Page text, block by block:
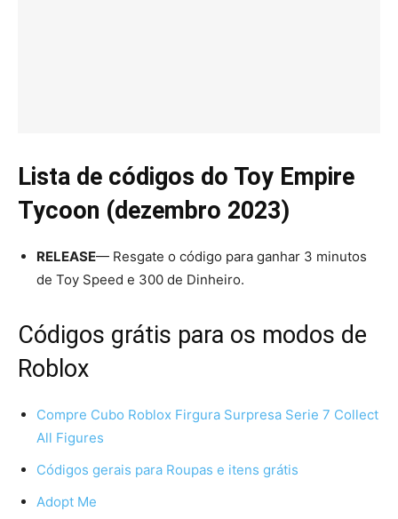
Lista de códigos do Toy Empire
Tycoon (dezembro 2023)
RELEASE— Resgate o código para ganhar 3 minutos
de Toy Speed e 300 de Dinheiro.
Códigos grátis para os modos de
Roblox
Compre Cubo Roblox Firgura Surpresa Serie 7 Collect
All Figures
Códigos gerais para Roupas e itens grátis
Adopt Me